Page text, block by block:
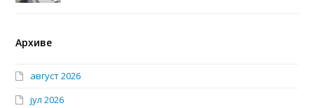
Архиве
август 2026
јул 2026